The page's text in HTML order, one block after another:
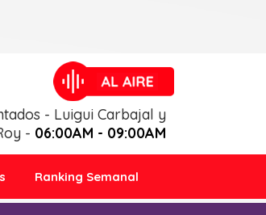
- Luigui Carbajal y
- 06:00AM - 09:00AM
Ranking Semanal